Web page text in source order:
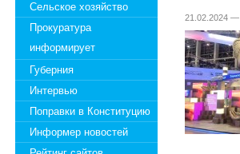
Сельское хозяйство
Прокуратура
информирует
Губерния
Интервью
Поправки в Конституцию
Информер новостей
21.02.2024 —